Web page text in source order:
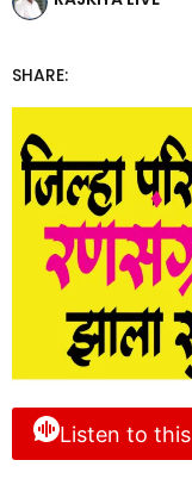
SHARE:
Listen to this